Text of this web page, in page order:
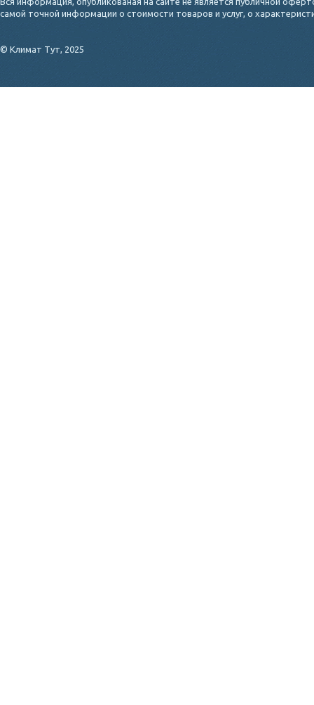
самой точной информации о стоимости товаров и услуг, о
© Климат Тут, 2025